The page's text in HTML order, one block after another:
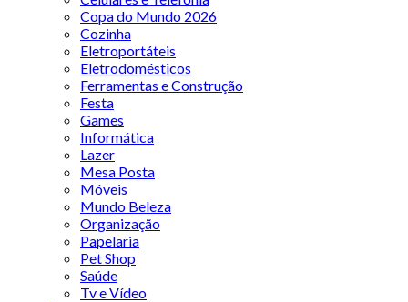
Copa do Mundo 2026
Cozinha
Eletroportáteis
Eletrodomésticos
Ferramentas e Construção
Festa
Games
Informática
Lazer
Mesa Posta
Móveis
Mundo Beleza
Organização
Papelaria
Pet Shop
Saúde
Tv e Vídeo